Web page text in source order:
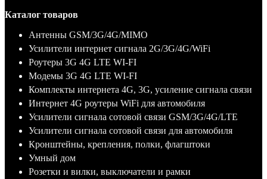
Каталог товаров
Антенны GSM/3G/4G/MIMO
Усилители интернет сигнала 2G/3G/4G/WiFi
Роутеры 3G 4G LTE WI-FI
Модемы 3G 4G LTE WI-FI
Комплекты интернета 4G, 3G, усиление сигнала связи
Интернет 4G роутеры WiFi для автомобиля
Усилители сигнала сотовой связи GSM/3G/4G/LTE
Усилители сигнала сотовой связи для автомобиля
Кронштейны, крепления, полки, флагштоки
Умный дом
Розетки и вилки, выключатели и рамки